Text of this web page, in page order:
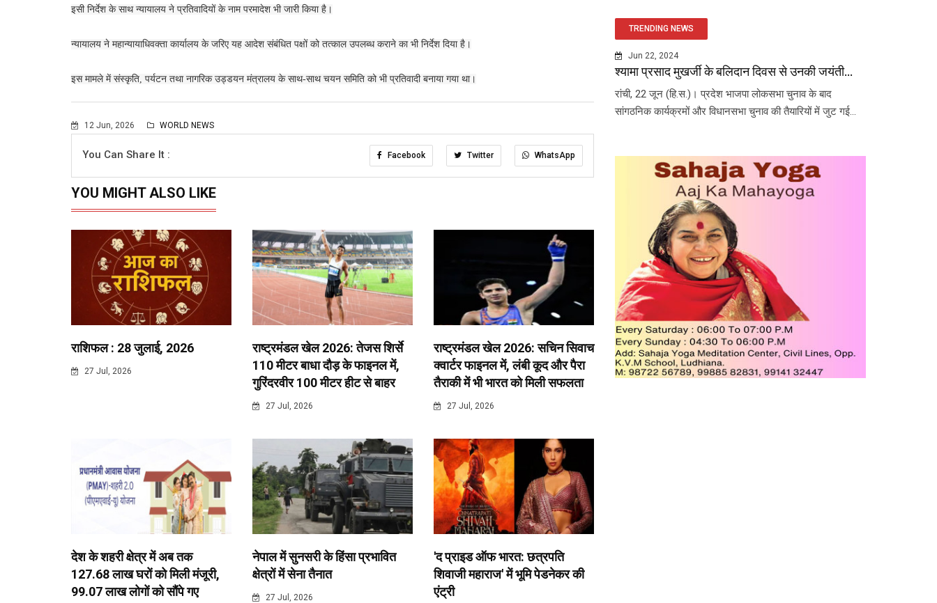
इसी निर्देश के साथ न्यायालय ने प्रतिवादियों के नाम परमादेश भी जारी किया है।
न्यायालय ने महान्यायाधिवक्ता कार्यालय के जरिए यह आदेश संबंधित पक्षों को तत्काल उपलब्ध कराने का भी निर्देश दिया है।
इस मामले में संस्कृति, पर्यटन तथा नागरिक उड्डयन मंत्रालय के साथ-साथ चयन समिति को भी प्रतिवादी बनाया गया था।
12 Jun, 2026 WORLD NEWS
You Can Share It : Facebook Twitter WhatsApp
YOU MIGHT ALSO LIKE
राशिफल : 28 जुलाई, 2026
27 Jul, 2026
राष्ट्रमंडल खेल 2026: तेजस शिर्से
110 मीटर बाधा दौड़ के फाइनल में,
गुरिंदरवीर 100 मीटर हीट से बाहर
27 Jul, 2026
राष्ट्रमंडल खेल 2026: सचिन सिवाच
क्वार्टर फाइनल में, लंबी कूद और पैरा
तैराकी में भी भारत को मिली सफलता
27 Jul, 2026
देश के शहरी क्षेत्र में अब तक
127.68 लाख घरों को मिली मंजूरी,
99.07 लाख लोगों को सौंपे गए
नेपाल में सुनसरी के हिंसा प्रभावित
क्षेत्रों में सेना तैनात
27 Jul, 2026
'द प्राइड ऑफ भारत: छत्रपति
शिवाजी महाराज' में भूमि पेडनेकर की
एंट्री
TRENDING NEWS
Jun 22, 2024
श्यामा प्रसाद मुखर्जी के बलिदान दिवस से उनकी जयंती...
रांची, 22 जून (हि.स.)। प्रदेश भाजपा लोकसभा चुनाव के बाद
सांगठनिक कार्यक्रमों और विधानसभा चुनाव की तैयारियों में जुट गई...